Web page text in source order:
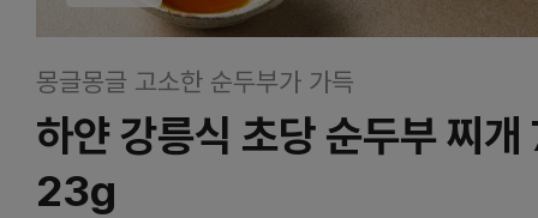
몽글몽글 고소한 순두부가 가득
하얀 강릉식 초당 순두부 찌개
23g